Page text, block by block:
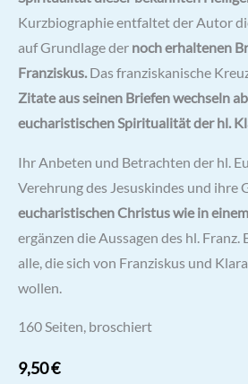
Kurzbiographie entfaltet der Autor
auf Grundlage der noch erhaltenen
Franziskus.Das franziskanische
Zitate aus seinen Briefen wechseln
eucharistischen Spiritualität der hl.
Ihr Anbeten und Betrachten der hl.
Verehrung des Jesuskindes und ihre
eucharistischen Christus wie in
ergänzen die Aussagen des hl.
alle, die sich von Franziskus und
wollen.
160 Seiten, broschiert
9,50€